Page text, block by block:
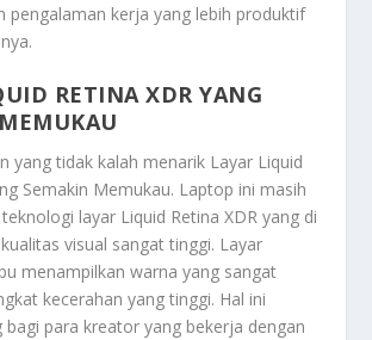
pengalaman kerja yang lebih produktif
RETINA XDR YANG
yang tidak kalah menarik Layar Liquid
Semakin Memukau. Laptop ini masih
layar Liquid Retina XDR yang di
visual sangat tinggi. Layar
menampilkan warna yang sangat
kecerahan yang tinggi. Hal ini
bagi para kreator yang bekerja dengan